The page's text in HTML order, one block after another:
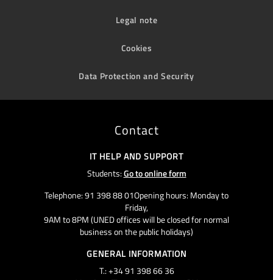
Legal note
Cookies
Data Protection and Security
Contact
IT HELP AND SUPPORT
Students:Go to online form
Telephone: 91 398 88 01Opening hours: Monday to
Friday,
9AM to 8PM (UNED offices will be closed for normal
business on the public holidays)
GENERAL INFORMATION
T.: +34 91 398 66 36